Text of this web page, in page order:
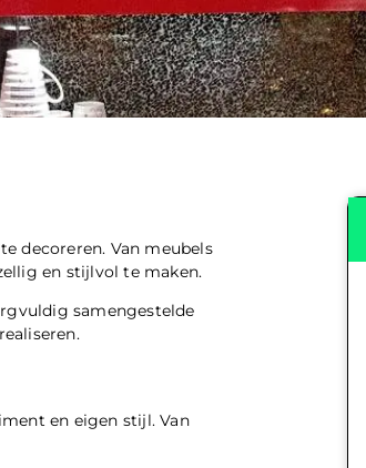
decoreren. Van meubels
en stijlvol te maken.
samengestelde
en eigen stijl. Van